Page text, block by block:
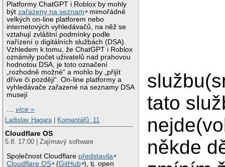
Platformy ChatGPT i Roblox by mohly
býtzařazeny na seznam
mimořádně
velkých on-line platforem nebo
internetových vyhledávačů, na něž se
vztahují zvláštní podmínky podle
nařízení o digitálních službách (DSA).
Vzhledem k tomu, že ChatGPT i Roblox
oznámily počet uživatelů nad prahovou
hodnotou DSA, je toto označení
„rozhodně možné“ a mohlo by „přijít
dříve či později“. On-line platformy a
vyhledávače zařazené na seznamy DSA
musejí
…více »
Ladislav Hagara| Komentářů: 11
Cloudflare OS
5.8. 17:00 | Zajímavý software
Společnost Cloudflare představila
Cloudflare OS
(GitHub ), tj. open
tato
někde